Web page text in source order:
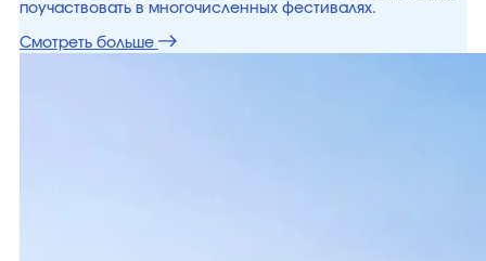
поучаствовать в многочисленных фестивалях.
Смотреть больше